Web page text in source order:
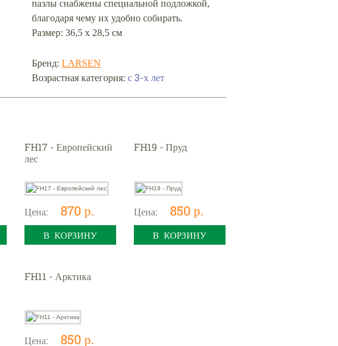
пазлы снабжены специальной подложкой,
благодаря чему их удобно собирать.
Размер: 36,5 х 28,5 см
Бренд: LARSEN
Возрастная категория: с 3-х лет
FH17 - Европейский
лес
Цена: 870 р.
В КОРЗИНУ
FH19 - Пруд
Цена: 850 р.
В КОРЗИНУ
FH11 - Арктика
Цена: 850 р.